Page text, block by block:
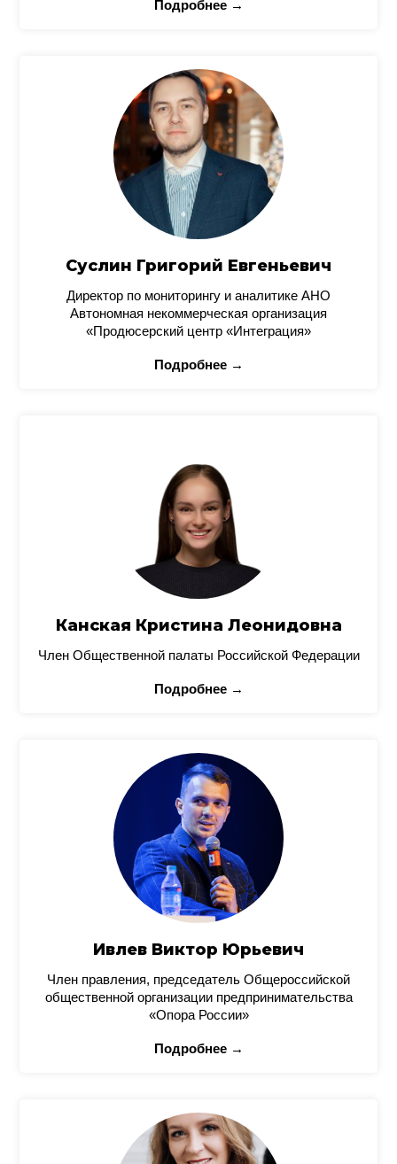
Подробнее →
Суслин Григорий Евгеньевич
Директор по мониторингу и аналитике АНО
Автономная некоммерческая организация
«Продюсерский центр «Интеграция»
Подробнее →
Канская Кристина Леонидовна
Член Общественной палаты Российской Федерации
Подробнее →
Ивлев Виктор Юрьевич
Член правления, председатель Общероссийской
общественной организации предпринимательства
«Опора России»
Подробнее →